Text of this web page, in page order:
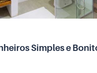
Simples e